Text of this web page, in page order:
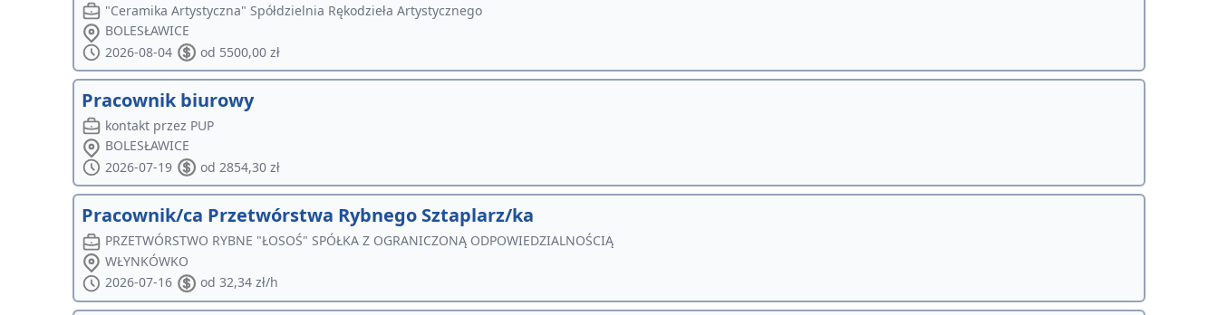
"Ceramika Artystyczna" Spółdzielnia Rękodzieła Artystycznego
BOLESŁAWICE
2026-08-04
od 5500,00 zł
Pracownik biurowy
kontakt przez PUP
BOLESŁAWICE
2026-07-19
od 2854,30 zł
Pracownik/ca Przetwórstwa Rybnego Sztaplarz/ka
PRZETWÓRSTWO RYBNE "ŁOSOŚ" SPÓŁKA Z OGRANICZONĄ ODPOWIEDZIALNOŚCIĄ
WŁYNKÓWKO
2026-07-16
od 32,34 zł/h